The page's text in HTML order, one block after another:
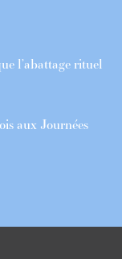
l’abattage rituel
aux Journées